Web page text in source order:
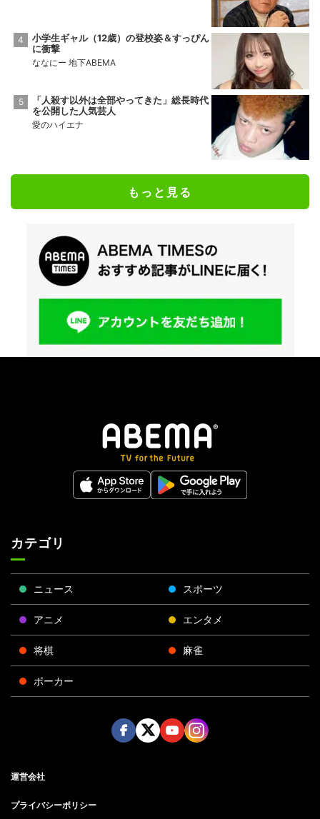
小学生ギャル（12歳）の登校姿＆すっぴん
に衝撃
ななにー 地下ABEMA
「人殺す以外は全部やってきた」総長時代
を公開した人気芸人
愛のハイエナ
もっと見る
カテゴリ
ニュース スポーツ
アニメ エンタメ
将棋 麻雀
ポーカー
運営会社
プライバシーポリシー